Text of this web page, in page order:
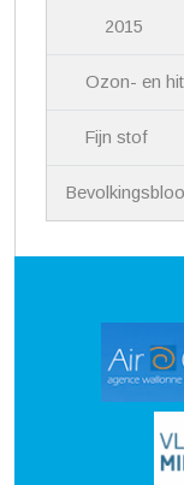
2015
Ozon- en
Fijn stof